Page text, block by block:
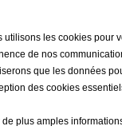
freinage est
utilisons les cookies pour
de nos
que les données
des cookies
de plus amples